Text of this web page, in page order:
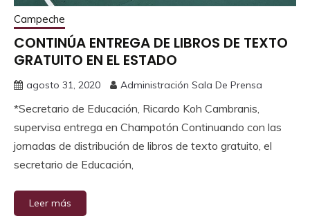
Campeche
CONTINÚA ENTREGA DE LIBROS DE TEXTO
GRATUITO EN EL ESTADO
agosto 31, 2020 Administración Sala De Prensa
*Secretario de Educación, Ricardo Koh Cambranis,
supervisa entrega en Champotón Continuando con las
jornadas de distribución de libros de texto gratuito, el
secretario de Educación,
Leer más